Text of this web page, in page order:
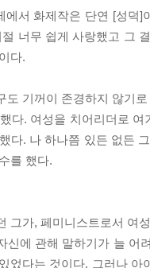
에서 화제작은 단연 [성덕]
너무 쉽게 사랑했고 그
다.
도 기꺼이 존경하지 않기
다. 여성을 치어리더로
다. 나 하나쯤 있든 없든
를 했다.
그가, 페미니스트로서 여
신에 관해 말하기가 늘 어
었다는 것이다. 그러나 아